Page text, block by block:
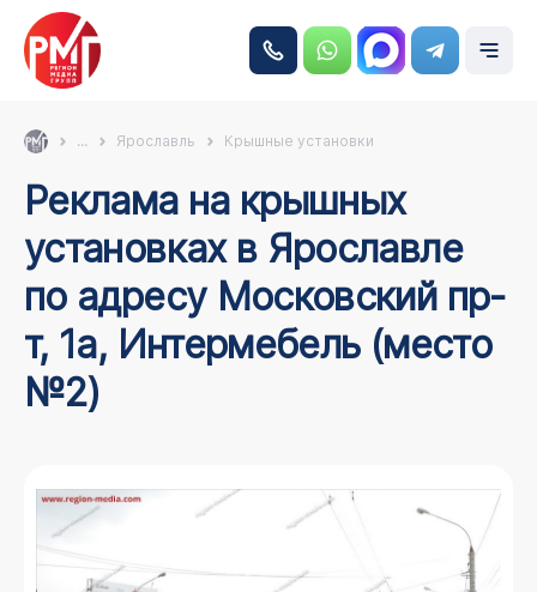
... Ярославль Крышные установки
Реклама на крышных
установках в Ярославле
по адресу Московский пр-
т, 1а, Интермебель (место
№2)